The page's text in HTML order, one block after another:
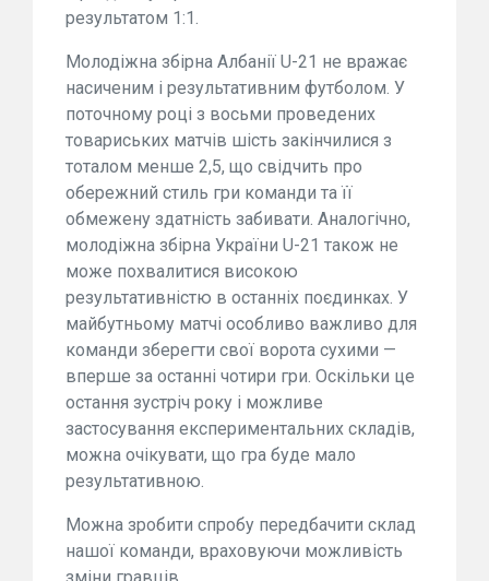
результатом 1:1.
Молодіжна збірна Албанії U-21 не вражає
насиченим і результативним футболом. У
поточному році з восьми проведених
товариських матчів шість закінчилися з
тоталом менше 2,5, що свідчить про
обережний стиль гри команди та її
обмежену здатність забивати. Аналогічно,
молодіжна збірна України U-21 також не
може похвалитися високою
результативністю в останніх поєдинках. У
майбутньому матчі особливо важливо для
команди зберегти свої ворота сухими —
вперше за останні чотири гри. Оскільки це
остання зустріч року і можливе
застосування експериментальних складів,
можна очікувати, що гра буде мало
результативною.
Можна зробити спробу передбачити склад
нашої команди, враховуючи можливість